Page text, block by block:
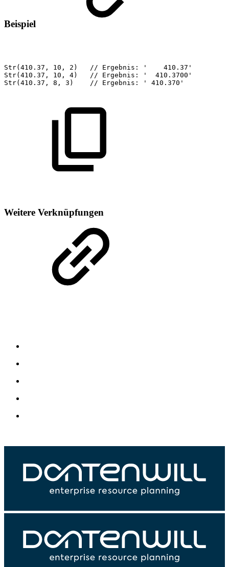
Beispiel
Str(410.37, 10, 2) // Ergebnis: '
410.37'
Str(410.37,
10, 4) // Ergebnis: '
410.3700'
Str(410.37,
8, 3) // Ergebnis: ' 410.370'
Weitere Verknüpfungen